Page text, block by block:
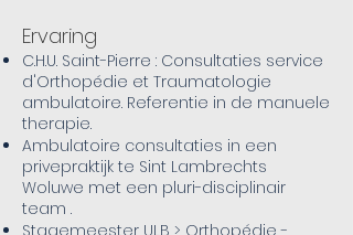
Ervaring
C.H.U. Saint-Pierre : Consultaties service
d'Orthopédie et Traumatologie
ambulatoire. Referentie in de manuele
therapie.
Ambulatoire consultaties in een
privepraktijk te Sint Lambrechts
Woluwe met een pluri-disciplinair
team .
Stagemeester ULB > Orthopédie -